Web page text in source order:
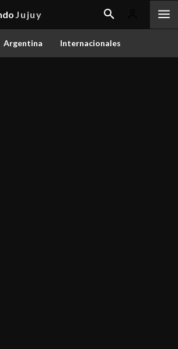
Jujuy
Argentina Internacionales